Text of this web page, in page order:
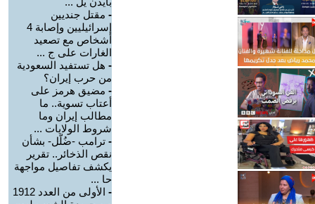
- مقتل جنديين
إسرائيليين وإصابة 4
أشخاص مع تصعيد
الغارات على ج ...
- هل تستفيد السعودية
من حرب إيران؟
- مضيق هرمز على
أعتاب تسوية.. ما
مطالب إيران وما
شروط الولايات ...
- ترامب -ضُلّل- بشأن
نقص الذخائر.. تقرير
يكشف تفاصيل مواجهة
حا ...
-
الأولى من العدد 1912